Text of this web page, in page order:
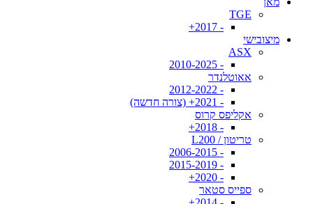
TGE
- 2017+
מיצובישי
ASX
- 2010-2025
אאוטלנדר
- 2012-2022
- 2021+ (צורה חדשה)
אקליפס קרוס
- 2018+
טריטון / L200
- 2006-2015
- 2015-2019
- 2020+
ספייס סטאר